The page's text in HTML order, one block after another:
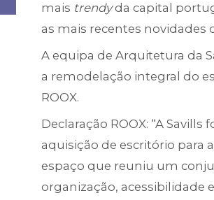
mais trendyda capital
as mais recentes novidades
A equipa de Arquitetura da
a remodelação integral do
ROOX.
Declaração ROOX: “A
aquisição de escritório para
espaço que reuniu um
organização, acessibilidade